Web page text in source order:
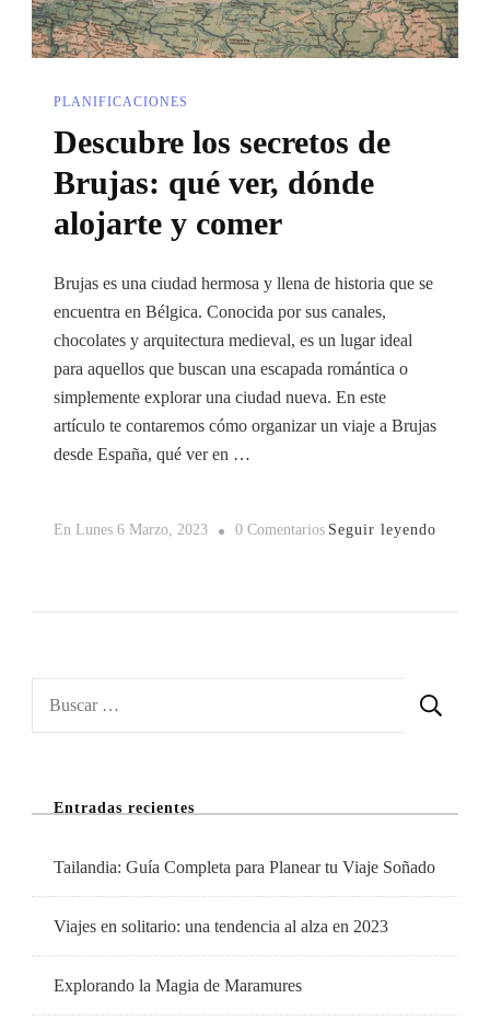
PLANIFICACIONES
Descubre los secretos de
Brujas: qué ver, dónde
alojarte y comer
Brujas es una ciudad hermosa y llena de historia que se
encuentra en Bélgica. Conocida por sus canales,
chocolates y arquitectura medieval, es un lugar ideal
para aquellos que buscan una escapada romántica o
simplemente explorar una ciudad nueva. En este
artículo te contaremos cómo organizar un viaje a Brujas
desde España, qué ver en …
En Lunes 6 Marzo, 2023 0 ComentariosEn
Alojarte
Comer
Seguir leyendo
Entradas recientes
Tailandia: Guía Completa para Planear tu Viaje Soñado
Viajes en solitario: una tendencia al alza en 2023
Explorando la Magia de Maramures